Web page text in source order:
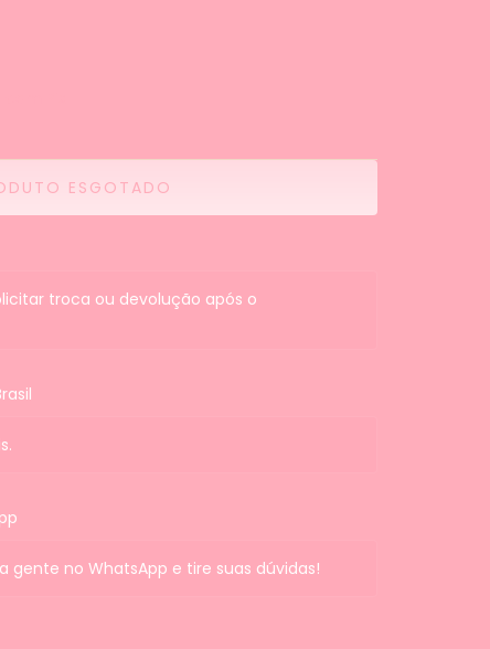
troca ou devolução após o
gente no WhatsApp e tire suas dúvidas!